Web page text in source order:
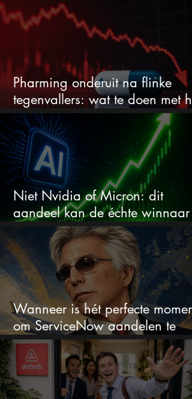
Pharming onderuit na flinke
tegenvallers: wat te doen met
aandeel?
Niet Nvidia of Micron: dit
aandeel kan de échte winnaar
van de AI-race worden
Wanneer is hét perfecte moment
om ServiceNow aandelen te
kopen?